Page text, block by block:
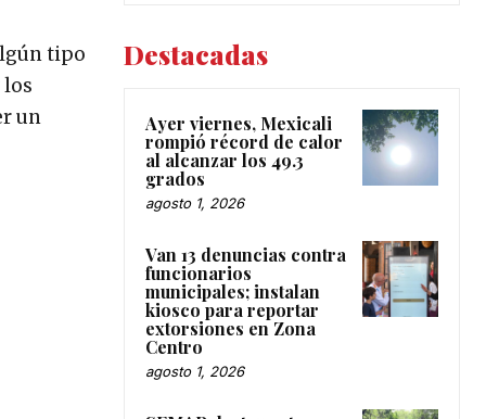
tipo
los
un
Destacadas
Ayer viernes, Mexicali
rompió récord de calor
al alcanzar los 49.3
grados
agosto 1, 2026
Van 13 denuncias contra
funcionarios
municipales; instalan
kiosco para reportar
extorsiones en Zona
Centro
agosto 1, 2026